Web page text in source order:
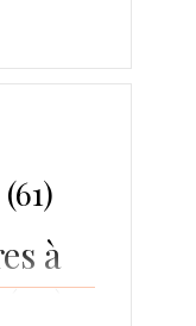
(61)
à
(90)